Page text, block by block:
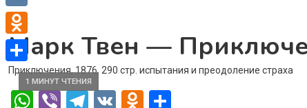
Марк Твен —
1 МИНУТ ЧТЕНИЯ
Приключения, 1876, 290 стр. испытания и преодоление страха
WhatsApp
ViberTelegram
VK Odnoklassniki
VK
Odnoklassniki
Отправить